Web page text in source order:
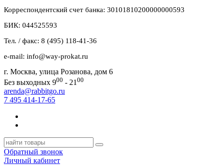
Корреспондентский счет банка: 30101810200000000593
БИК: 044525593
Тел. / факс: 8 (495) 118-41-36
e-mail: info@way-prokat.ru
г. Москва, улица Розанова, дом 6
Без выходных 900 - 21 00
arenda@rabbitgo.ru
7 495 414-17-65
Обратный звонок
Личный кабинет